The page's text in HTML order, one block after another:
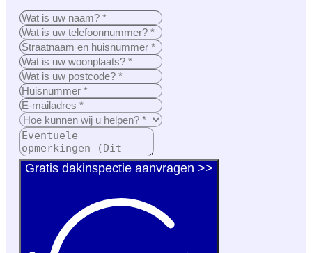
Gratis dakinspectie aanvragen >>